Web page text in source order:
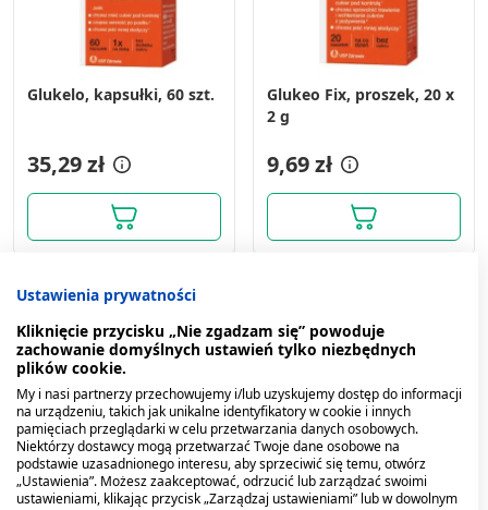
Glukelo, kapsułki, 60 szt.
35,29 zł
Glukeo Fix, proszek, 20 x
2 g
9,69 zł
Ustawienia prywatności
Kliknięcie przycisku „Nie zgadzam się” powoduje
zachowanie domyślnych ustawień tylko niezbędnych
plików cookie.
My i nasi partnerzy przechowujemy i/lub uzyskujemy dostęp do informacji
na urządzeniu, takich jak unikalne identyfikatory w cookie i innych
pamięciach przeglądarki w celu przetwarzania danych osobowych.
Niektórzy dostawcy mogą przetwarzać Twoje dane osobowe na
podstawie uzasadnionego interesu, aby sprzeciwić się temu, otwórz
„Ustawienia”. Możesz zaakceptować, odrzucić lub zarządzać swoimi
ustawieniami, klikając przycisk „Zarządzaj ustawieniami” lub w dowolnym